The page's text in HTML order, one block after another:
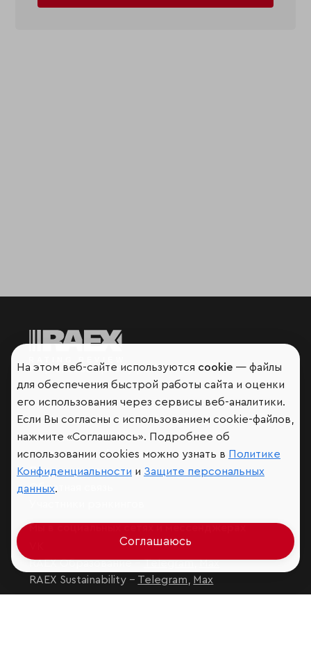
Мир сквозь призму рейтингов
Аналитика
Контактная информация
Подписаться на рассылку
Обратная связь
Мы в социальных сетях и мессенджерах
RAEX Образование –Telegram,Max
RAEX Sustainability – Telegram Max
На этом веб-сайте используются cookie — файлы
для обеспечения быстрой работы сайта и оценки
его использования через сервисы веб-аналитики.
Если Вы согласны с использованием cookie-файлов,
нажмите «Соглашаюсь». Подробнее об
использовании cookies можно узнать в Политике
Конфиденциальности и Защите персональных
данных.
Соглашаюсь